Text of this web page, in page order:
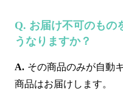
お届け不可のもの
うなりますか？
その商品のみが自動
商品はお届けします。